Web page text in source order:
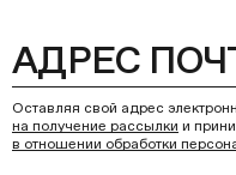
Оставляя свой адрес
на получение рассылки и
в отношении обработки